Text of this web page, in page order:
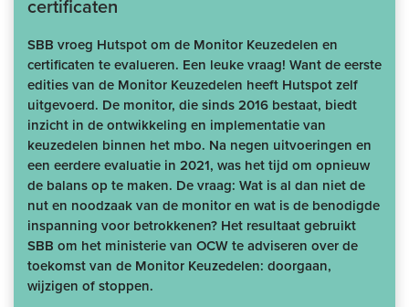
certificaten
SBB vroeg Hutspot om de Monitor Keuzedelen en
certificaten te evalueren. Een leuke vraag! Want de eerste
edities van de Monitor Keuzedelen heeft Hutspot zelf
uitgevoerd. De monitor, die sinds 2016 bestaat, biedt
inzicht in de ontwikkeling en implementatie van
keuzedelen binnen het mbo. Na negen uitvoeringen en
een eerdere evaluatie in 2021, was het tijd om opnieuw
de balans op te maken. De vraag: Wat is al dan niet de
nut en noodzaak van de monitor en wat is de benodigde
inspanning voor betrokkenen? Het resultaat gebruikt
SBB om het ministerie van OCW te adviseren over de
toekomst van de Monitor Keuzedelen: doorgaan,
wijzigen of stoppen.